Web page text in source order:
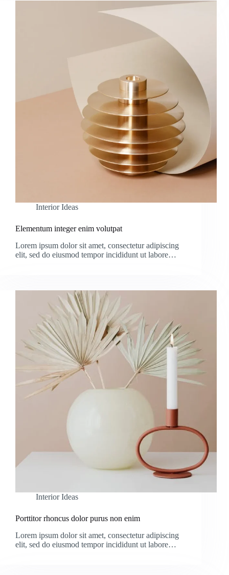
Interior Ideas
Elementum integer enim volutpat
Lorem ipsum dolor sit amet, consectetur adipiscing
elit, sed do eiusmod tempor incididunt ut labore…
Interior Ideas
Porttitor rhoncus dolor purus non enim
Lorem ipsum dolor sit amet, consectetur adipiscing
elit, sed do eiusmod tempor incididunt ut labore…